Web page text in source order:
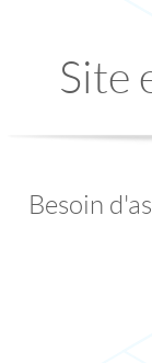
Site
Besoin